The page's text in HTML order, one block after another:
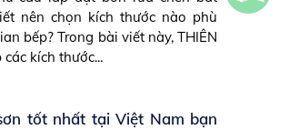
nên chọn kích thước nào phù
bếp? Trong bài viết này, THIÊN
kích thước...
tốt nhất tại Việt Nam bạn